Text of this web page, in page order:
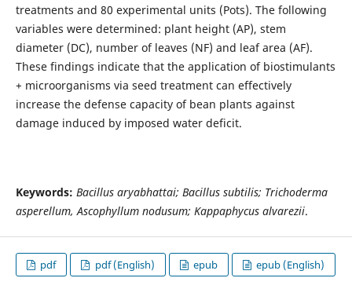
treatments and 80 experimental units (Pots). The following
variables were determined: plant height (AP), stem
diameter (DC), number of leaves (NF) and leaf area (AF).
These findings indicate that the application of biostimulants
+ microorganisms via seed treatment can effectively
increase the defense capacity of bean plants against
damage induced by imposed water deficit.
Keywords: Bacillus aryabhattai; Bacillus subtilis; Trichoderma
asperellum, Ascophyllum nodusum; Kappaphycus alvarezii.
pdf pdf (English) epub epub (English)